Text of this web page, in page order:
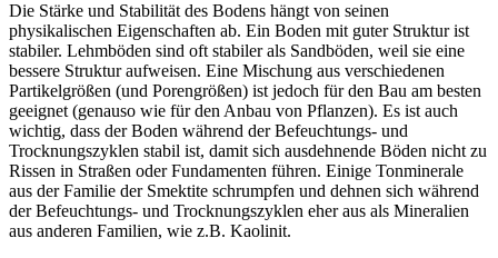
Die Stärke und Stabilität des Bodens hängt von seinen
physikalischen Eigenschaften ab. Ein Boden mit guter Struktur ist
stabiler. Lehmböden sind oft stabiler als Sandböden, weil sie eine
bessere Struktur aufweisen. Eine Mischung aus verschiedenen
Partikelgrößen (und Porengrößen) ist jedoch für den Bau am besten
geeignet (genauso wie für den Anbau von Pflanzen). Es ist auch
wichtig, dass der Boden während der Befeuchtungs- und
Trocknungszyklen stabil ist, damit sich ausdehnende Böden nicht zu
Rissen in Straßen oder Fundamenten führen. Einige Tonminerale
aus der Familie der Smektite schrumpfen und dehnen sich während
der Befeuchtungs- und Trocknungszyklen eher aus als Mineralien
aus anderen Familien, wie z.B. Kaolinit.